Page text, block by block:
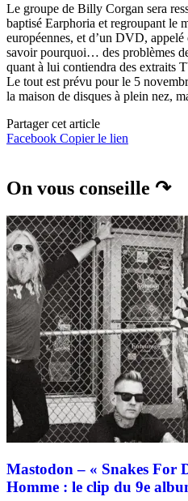
Le groupe de Billy Corgan sera
baptisé Earphoria et regroupant le
européennes, et d’un DVD,
savoir pourquoi… des problèmes
quant à lui contiendra des extraits
Le tout est prévu pour le 5
la maison de disques à plein nez,
Partager cet article
Facebook Copier le lien
On vous conseille ↷
Mastodon – « Snakes For
Homme : le clip du 9e